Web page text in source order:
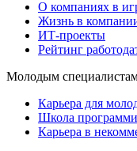
О компаниях в
Жизнь в
ИТ-проекты
Рейтинг
Молодым
Карьера для
Школа
Карьера в